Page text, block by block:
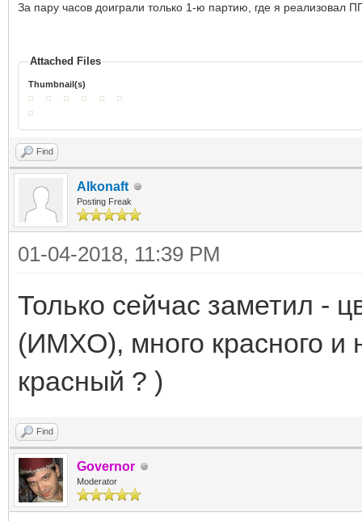
За пару часов доиграли только 1-ю партию, где я реализовал
Attached Files
Thumbnail(s)
Find
Alkonaft
Posting Freak
01-04-2018, 11:39 PM
Только сейчас заметил -
(ИМХО), много красного и
красный ? )
Find
Governor
Moderator